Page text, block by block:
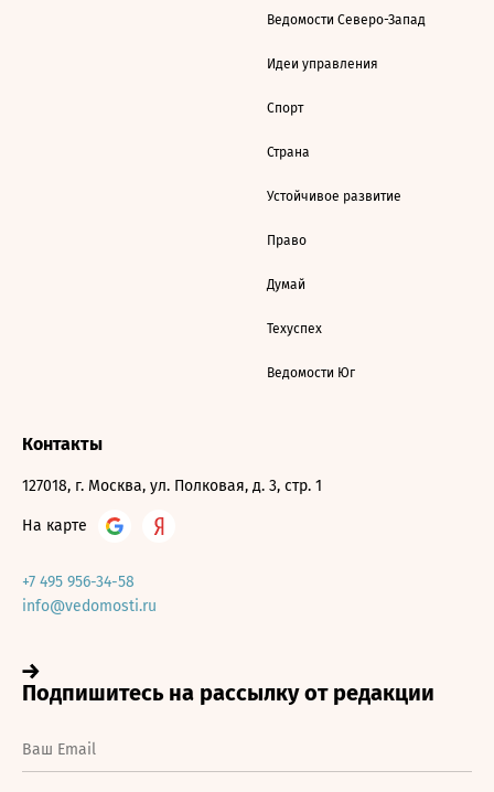
Ведомости Северо-Запад
Идеи управления
Спорт
Страна
Устойчивое развитие
Право
Думай
Техуспех
Ведомости Юг
Контакты
127018, г. Москва, ул. Полковая, д. 3, стр. 1
На карте
+7 495 956-34-58
info@vedomosti.ru